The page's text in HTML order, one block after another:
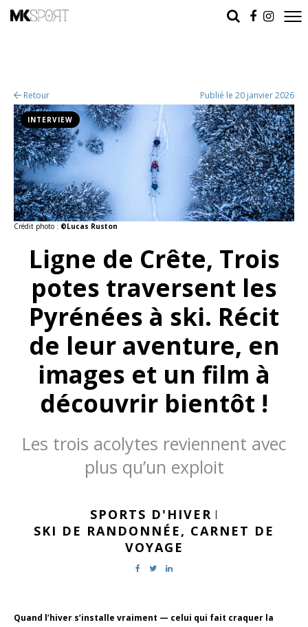
Retour Publié le 20 janvier 2026
Crédit photo : ©Lucas Ruston
INTERVIEW
Ligne de Crête, Trois
potes traversent les
Pyrénées à ski. Récit
de leur aventure, en
images et un film à
découvrir bientôt !
Les trois acolytes reviennent avec
plus qu’un exploit
SPORTS D'HIVER |
SKI DE RANDONNÉE, CARNET DE
VOYAGE
Quand l’hiver s’installe vraiment — celui qui fait craquer la